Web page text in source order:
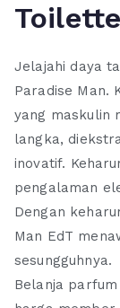
Toilette
Jelajahi daya
Paradise Man.
yang maskulin
langka,
inovatif.
pengalaman
Dengan
Man EdT
sesungguhnya.
Belanja